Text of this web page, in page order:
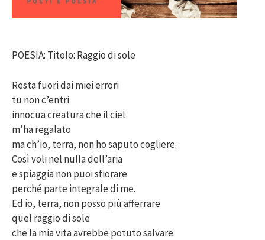
POESIA: Titolo: Raggio di sole
Resta fuori dai miei errori
tu non c’entri
innocua creatura che il ciel
m’ha regalato
ma ch’io, terra, non ho saputo cogliere.
Così voli nel nulla dell’aria
e spiaggia non puoi sfiorare
perché parte integrale di me.
Ed io, terra, non posso più afferrare
quel raggio di sole
che la mia vita avrebbe potuto salvare.